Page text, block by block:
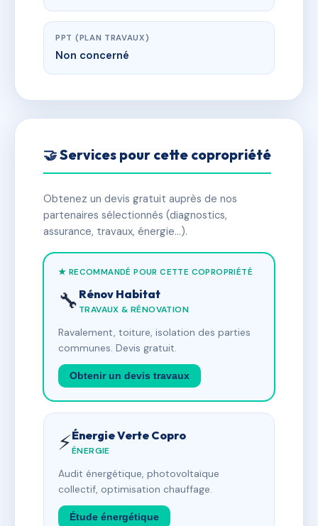
PPT (PLAN TRAVAUX)
Non concerné
🤝 Services pour cette copropriété
Obtenez un devis gratuit auprès de nos
partenaires sélectionnés (diagnostics,
assurance, travaux, énergie…).
★ RECOMMANDÉ POUR CETTE COPROPRIÉTÉ
🔧 Rénov Habitat
TRAVAUX & RÉNOVATION
Ravalement, toiture, isolation des parties
communes. Devis gratuit.
Obtenir un devis travaux
⚡Énergie Verte Copro
ÉNERGIE
Audit énergétique, photovoltaïque
collectif, optimisation chauffage.
Étude énergétique